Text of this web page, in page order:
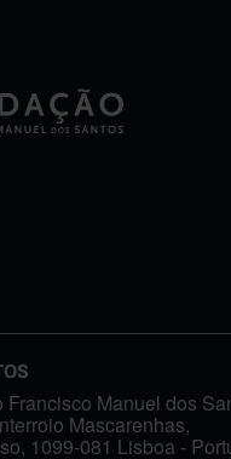
Francisco Manuel dos
Mascarenhas,
1099-081 Lisboa -